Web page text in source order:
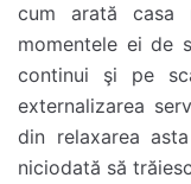
cum arată casa
momentele ei de
continui şi pe
externalizarea
din relaxarea
niciodată să